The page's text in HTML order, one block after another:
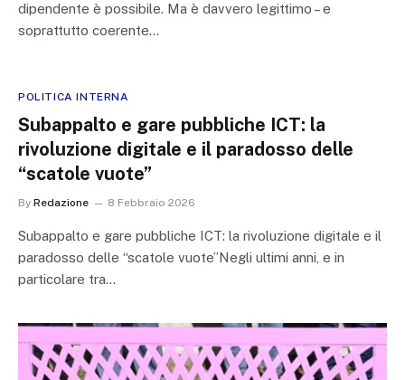
dipendente è possibile. Ma è davvero legittimo – e
soprattutto coerente…
POLITICA INTERNA
Subappalto e gare pubbliche ICT: la
rivoluzione digitale e il paradosso delle
“scatole vuote”
By Redazione 8 Febbraio 2026
Subappalto e gare pubbliche ICT: la rivoluzione digitale e il
paradosso delle “scatole vuote”Negli ultimi anni, e in
particolare tra…